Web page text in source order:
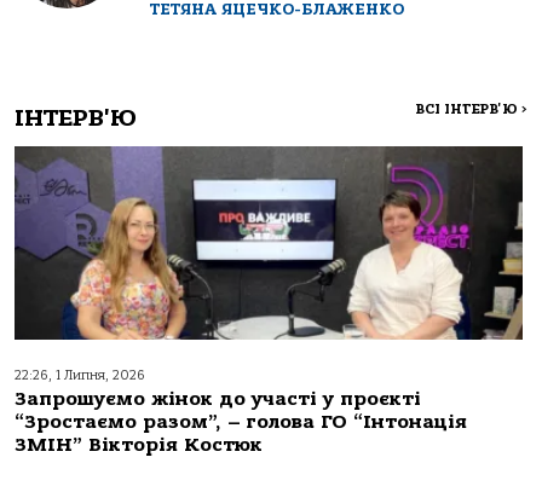
ТЕТЯНА ЯЦЕЧКО-БЛАЖЕНКО
ІНТЕРВ'Ю ВСІ ІНТЕРВ'Ю >
22:26, 1 Липня, 2026
Запрошуємо жінок до участі у проєкті
“Зростаємо разом”, – голова ГО “Інтонація
ЗМІН” Вікторія Костюк